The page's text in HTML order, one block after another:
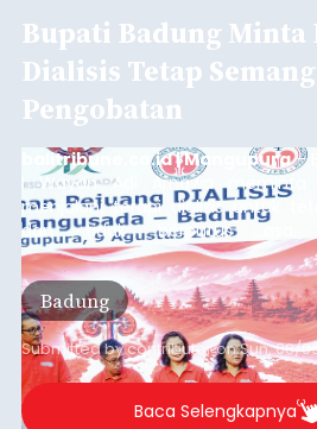
Bupati Badung Minta
Dialisis Tetap
Pengobatan
balitribune.co.id | Mangupura-
I Wayan Adi Arnawa meminta
menjalani terapi dialisis untuk
dan tidak berputus asa.
disampaikannya saat
Pejuang Dialisis yang digelar RSD
Ruang Kertha Gosana, Puspem
(9/8/2026).
Badung
Submitted bycontributoronSun, 08/
Baca Selengkapnya